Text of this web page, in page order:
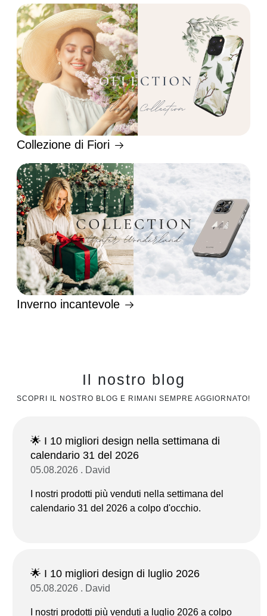
Collezione di Fiori
Inverno incantevole
Il nostro blog
SCOPRI IL NOSTRO BLOG E RIMANI SEMPRE AGGIORNATO!
🌟 I 10 migliori design nella settimana di
calendario 31 del 2026
05.08.2026 . David
I nostri prodotti più venduti nella settimana del
calendario 31 del 2026 a colpo d'occhio.
🌟 I 10 migliori design di luglio 2026
05.08.2026 . David
I nostri prodotti più venduti a luglio 2026 a colpo